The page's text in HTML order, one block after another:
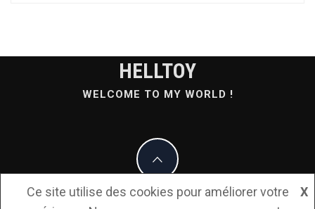
HELLTOY
WELCOME TO MY WORLD !
Ce site utilise des cookies pour améliorer votre
X